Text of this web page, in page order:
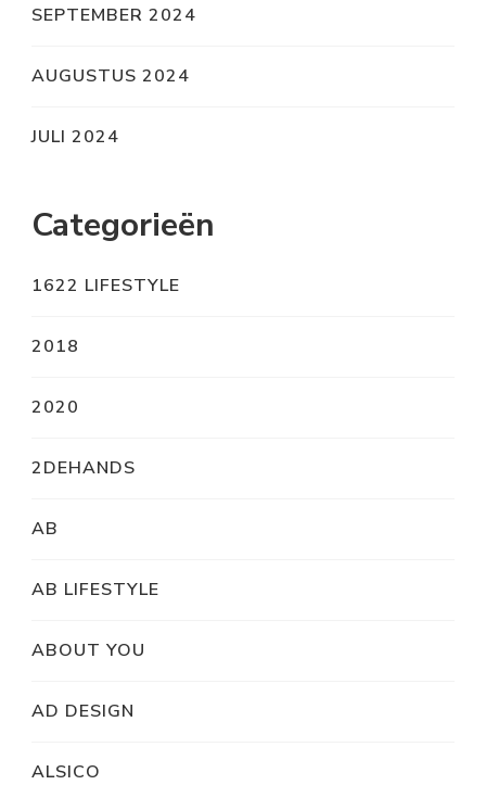
SEPTEMBER 2024
AUGUSTUS 2024
JULI 2024
Categorieën
1622 LIFESTYLE
2018
2020
2DEHANDS
AB
AB LIFESTYLE
ABOUT YOU
AD DESIGN
ALSICO